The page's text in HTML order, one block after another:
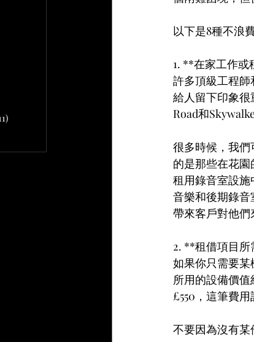
以下是8種不浪
1. **在家工作
許多頂級工程師
給人留下印象
Road和
很多時候，我們
的是那些在花
租用錄音室設
音樂和後期錄
帶來客戶對他們
2. **租借項目
如果你只需要某
所用的設備價
£550，這筆費用
不要因為沒有某